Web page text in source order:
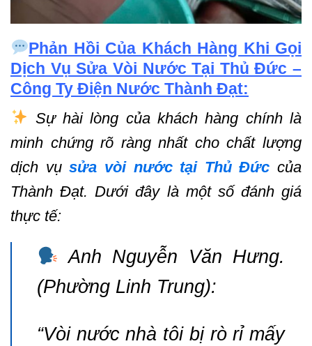
Phản Hồi Của Khách Hàng Khi Gọi
Dịch Vụ Sửa Vòi Nước Tại Thủ Đức –
Công Ty Điện Nước Thành Đạt:
Sự hài lòng của khách hàng chính là
minh chứng rõ ràng nhất cho chất lượng
dịch vụsửa vòi nước tại Thủ Đức của
Thành Đạt. Dưới đây là một số đánh giá
thực tế:
Anh Nguyễn Văn Hưng.
(Phường Linh Trung):
“Vòi nước nhà tôi bị rò rỉ mấy